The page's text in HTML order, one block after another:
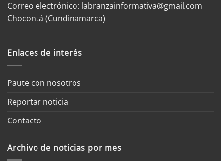
Correo electrónico: labranzainformativa@gmail.com
Chocontá (Cundinamarca)
Enlaces de interés
Paute con nosotros
Reportar noticia
Contacto
Archivo de noticias por mes